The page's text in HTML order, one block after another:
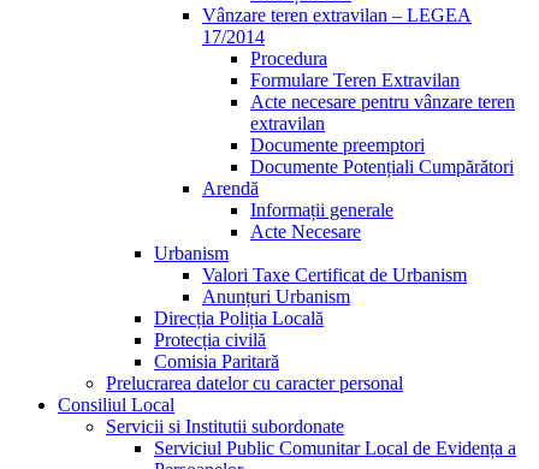
Vânzare teren extravilan – LEGEA
17/2014
Procedura
Formulare Teren Extravilan
Acte necesare pentru vânzare teren
extravilan
Documente preemptori
Documente Potențiali Cumpărători
Arendă
Informații generale
Acte Necesare
Urbanism
Valori Taxe Certificat de Urbanism
Anunțuri Urbanism
Direcția Poliția Locală
Protecția civilă
Comisia Paritară
Prelucrarea datelor cu caracter personal
Consiliul Local
Servicii si Institutii subordonate
Serviciul Public Comunitar Local de Evidența a